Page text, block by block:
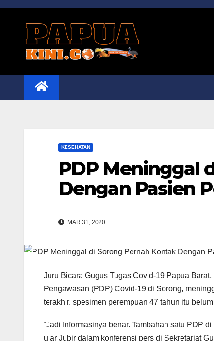
Skip
KESEHATAN
PDP Meninggal
Dengan Pasien
MAR 31, 2020
Juru Bicara Gugus Tugas Covid-19 Papua
Pengawasan (PDP) Covid-19 di Sorong,
terakhir, spesimen perempuan 47 tahun itu
“Jadi Informasinya benar. Tambahan satu PDP
ujar Jubir dalam konferensi pers di Sekretariat